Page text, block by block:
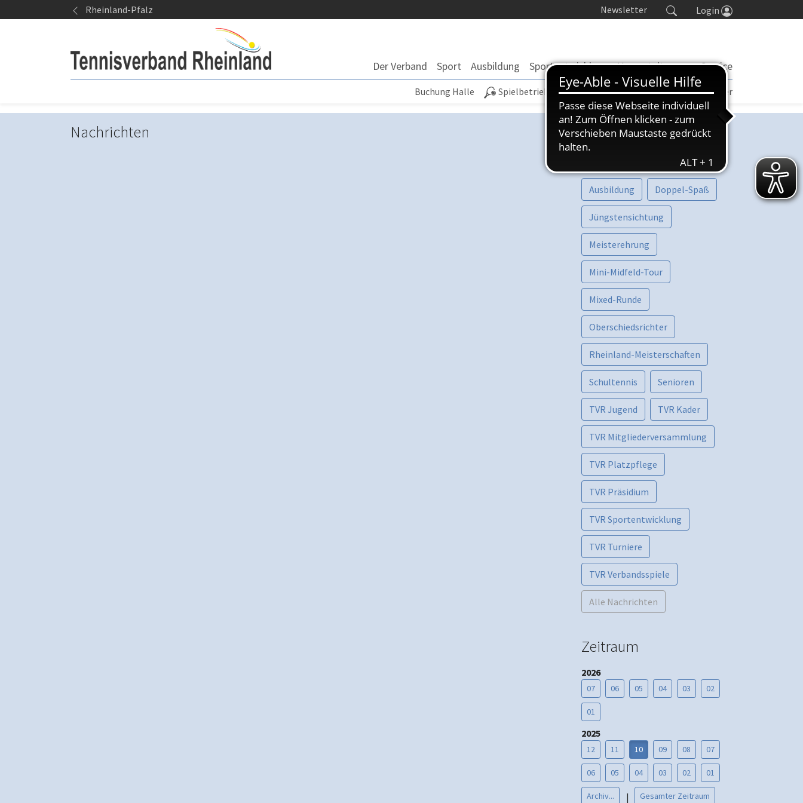
Springe zum SeiteninhaltRheinland-Pfalz Newsletter Login
Der Verband Sport Ausbildung Sportentwicklung Veranstaltungen Service
Buchung Halle Spielbetrieb | TORP Turniere Seminarkalender
Nachrichten Kategorien
Ausbildung Doppel-Spaß
Jüngstensichtung
Meisterehrung
Mini-Midfeld-Tour
Mixed-Runde
Oberschiedsrichter
Rheinland-Meisterschaften
Schultennis Senioren
TVR Jugend TVR Kader
TVR Mitgliederversammlung
TVR Platzpflege
TVR Präsidium
TVR Sportentwicklung
TVR Turniere
TVR Verbandsspiele
Alle Nachrichten
Zeitraum
2026
07 06 05 04 03 02
01
2025
12 11 10 09 08 07
06 05 04 03 02 01
Archiv... | Gesamter Zeitraum